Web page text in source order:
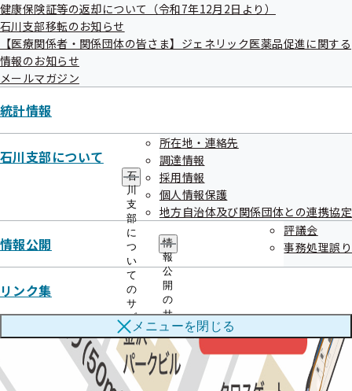
健康保険証等の返却について（令和7年12月2日より）
石川支部移転のお知らせ
【医療関係者・関係団体の皆さま】ジェネリック医薬品促進に関する
情報のお知らせ
メールマガジン
統計情報
石川支部について
石
川
支
部
に
つ
い
て
の
サ
ブ
メ
ニ
ュ
ー
所在地・連絡先
調達情報
採用情報
個人情報保護
地方自治体及び関係団体との連携協定
情報公開
情
報
公
開
の
サ
ブ
メ
ニ
ュ
ー
評議会
事務処理誤り
リンク集
メニューを閉じる
〒920－8767※
金沢市広岡三丁目3番11号
J.NODE金沢Ⅳ7階（金沢駅西口徒歩5分）
個別郵便番号のため、郵便番号に変更はございません。